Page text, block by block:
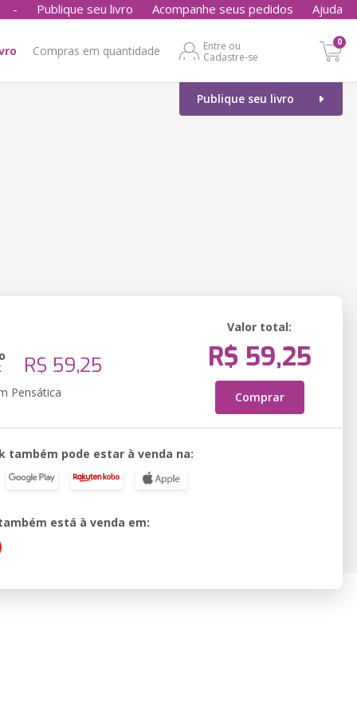
- Publique seu livro Acompanhe seus pedidos Ajuda
Compras em quantidade
Entre ou
Cadastre-se
0
Publique seu livro
R$ 59,25
Pensática
Valor total:
R$ 59,25
Comprar
também pode estar à venda na:
está à venda em: